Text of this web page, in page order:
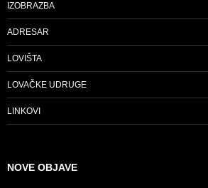
IZOBRAZBA
ADRESAR
LOVIŠTA
LOVAČKE UDRUGE
LINKOVI
NOVE OBJAVE